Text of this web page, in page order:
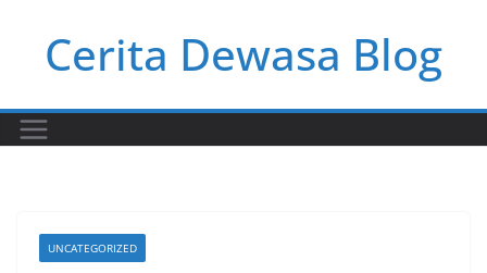
contentCerita Dewasa Blog
UNCATEGORIZED